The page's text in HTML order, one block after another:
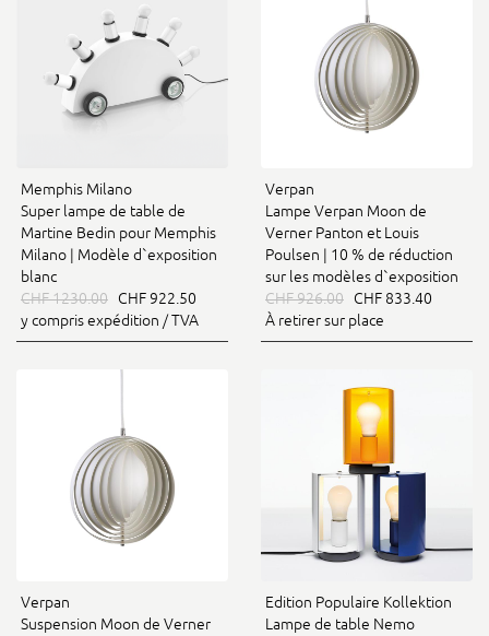
Memphis Milano
Super lampe de table de
Martine Bedin pour Memphis
Milano | Modèle d`exposition
blanc
CHF 1230.00 CHF 922.50
y compris expédition / TVA
Verpan
Lampe Verpan Moon de
Verner Panton et Louis
Poulsen | 10 % de réduction
sur les modèles d`exposition
CHF 926.00 CHF 833.40
À retirer sur place
Verpan
Suspension Moon de Verner
Edition Populaire Kollektion
Lampe de table Nemo